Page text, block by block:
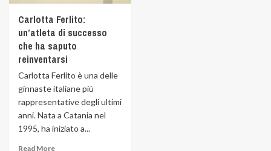
Carlotta Ferlito:
un’atleta di successo
che ha saputo
reinventarsi
Carlotta Ferlito è una delle
ginnaste italiane più
rappresentative degli ultimi
anni. Nata a Catania nel
1995, ha iniziato a...
Read More